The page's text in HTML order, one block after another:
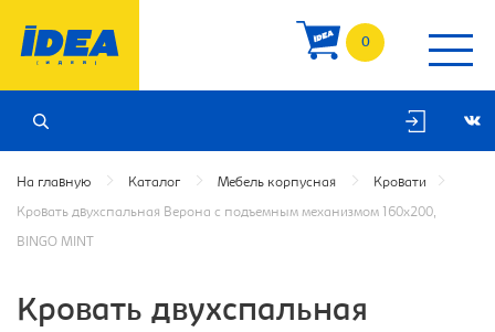
0
На главную Каталог Мебель корпусная Кровати
Кровать двухспальная Верона с подъемным механизмом 160х200,
BINGO MINT
Кровать двухспальная